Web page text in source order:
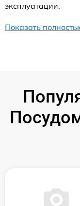
эксплуатации.
Показать